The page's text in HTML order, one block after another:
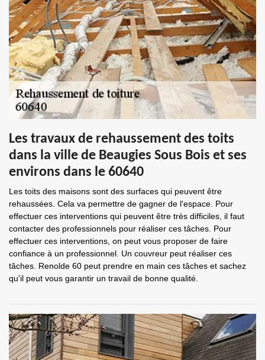
Les travaux de rehaussement des toits
dans la ville de Beaugies Sous Bois et ses
environs dans le 60640
Les toits des maisons sont des surfaces qui peuvent être
rehaussées. Cela va permettre de gagner de l'espace. Pour
effectuer ces interventions qui peuvent être très difficiles, il faut
contacter des professionnels pour réaliser ces tâches. Pour
effectuer ces interventions, on peut vous proposer de faire
confiance à un professionnel. Un couvreur peut réaliser ces
tâches. Renolde 60 peut prendre en main ces tâches et sachez
qu'il peut vous garantir un travail de bonne qualité.